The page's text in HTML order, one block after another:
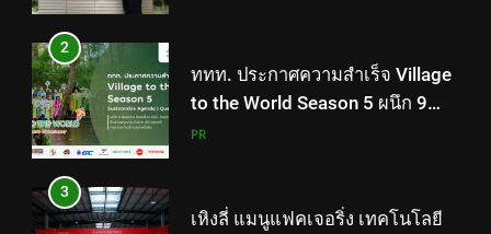
2
ททท. ประกาศความสำเร็จ Village
to the World Season 5 ผนึก 9
พันธมิตร ขับเคลื่อน ESG Tourism
PR
3
เหิงลี่ แมนูแฟคเจอริ่ง เทคโนโลยี